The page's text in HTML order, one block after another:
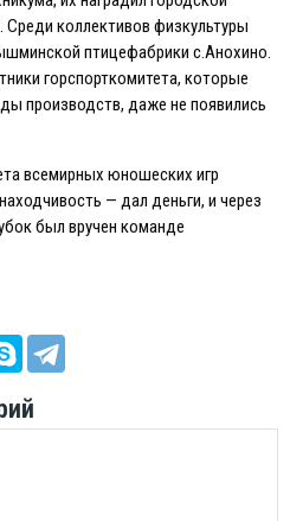
коллективов физкультуры
птицефабрики с.Анохино.
горспорткомитета, которые
производств, даже не появились
всемирных юношеских игр
— дал деньги, и через
был вручен команде